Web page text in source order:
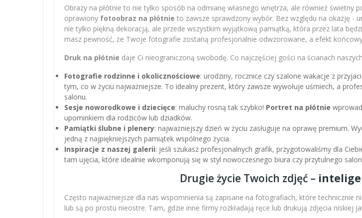
Obrazy na płótnie to nie tylko sposób na odmianę własnego wnętrza, ale również świetny
oprawiony fotoobraz na płótnie to zawsze sprawdzony wybór. Bez względu na okazję -
nie tylko piękną dekoracją, ale przede wszystkim wyjątkową pamiątką, która przez lata
masz pewność, że Twoje fotografie zostaną profesjonalnie odwzorowane, a efekt
Druk na płótnie daje Ci nieograniczoną swobodę. Co najczęściej gości na ścianach
Fotografie rodzinne i okolicznościowe: urodziny, rocznice czy szalone wakacje z
tym, co w życiu najważniejsze. To idealny prezent, który zawsze wywołuje uśmiech, a
salonu.
Sesje noworodkowe i dziecięce: maluchy rosną tak szybko! Portret na płótnie
upominkiem dla rodziców lub dziadków.
Pamiątki ślubne i plenery: najważniejszy dzień w życiu zasługuje na oprawę premium.
jedną z najpiękniejszych pamiątek wspólnego życia.
Inspiracje z naszej galerii: jeśli szukasz profesjonalnych grafik, przygotowaliśmy dla
tam ujęcia, które idealnie wkomponują się w styl nowoczesnego biura czy przytulnego
Drugie życie Twoich zdjęć –
Często najważniejsze dla nas wspomnienia są zapisane na fotografiach, które technicznie
lub są po prostu nieostre. Tam, gdzie inne firmy rozkładają ręce lub drukują zdjęcia niskiej